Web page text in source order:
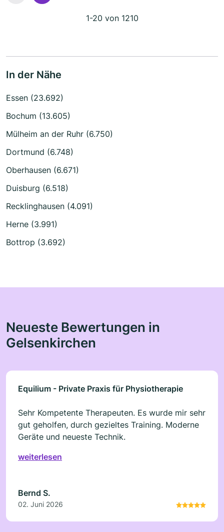
1-20 von 1210
In der Nähe
Essen (23.692)
Bochum (13.605)
Mülheim an der Ruhr (6.750)
Dortmund (6.748)
Oberhausen (6.671)
Duisburg (6.518)
Recklinghausen (4.091)
Herne (3.991)
Bottrop (3.692)
Neueste Bewertungen in
Gelsenkirchen
Equilium - Private Praxis für Physiotherapie
Sehr Kompetente Therapeuten. Es wurde mir sehr
gut geholfen, durch gezieltes Training. Moderne
Geräte und neueste Technik.
weiterlesen
Bernd S.
02. Juni 2026